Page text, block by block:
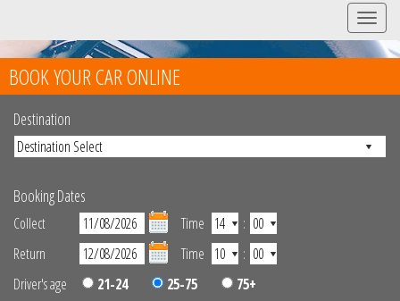
Menu
BOOK YOUR CAR ONLINE
Destination
Booking Dates
Collect Time
:
Return
Time
:
Driver's age
21-24 25-75 75+